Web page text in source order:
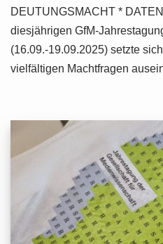
DEUTUNGSMACHT *
diesjährigen GfM-
(16.09.-19.09.2025) setzte
vielfältigen Machtfragen